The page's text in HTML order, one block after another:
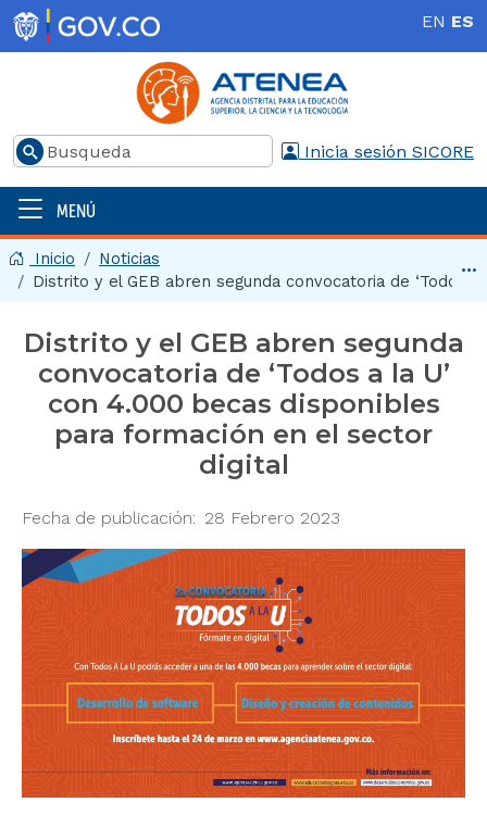
Pasar al contenido principal EN ES
Buscar Inicia sesión SICORE
Menú principal | 2025
MENÚ
Inicio
Noticias
Distrito y el GEB abren segunda convocatoria de ‘Todos a
Ir
Distrito y el GEB abren segunda
convocatoria de ‘Todos a la U’
con 4.000 becas disponibles
para formación en el sector
digital
Fecha de publicación 28 Febrero 2023